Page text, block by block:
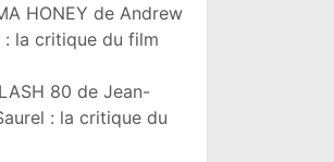
HONEY de Andrew
: la critique du film
80 de Jean-
: la critique du